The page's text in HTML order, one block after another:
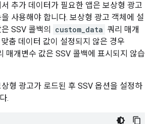
추가 데이터가 필요한 앱은 보상형 광고
사용해야 합니다. 보상형 광고 객체에 설
SSV 콜백의
custom_data 쿼리 매개
춤 데이터 값이 설정되지 않은 경우
매개변수 값은 SSV 콜백에 표시되지 않습
형 광고가 로드된 후 SSV 옵션을 설정하
.